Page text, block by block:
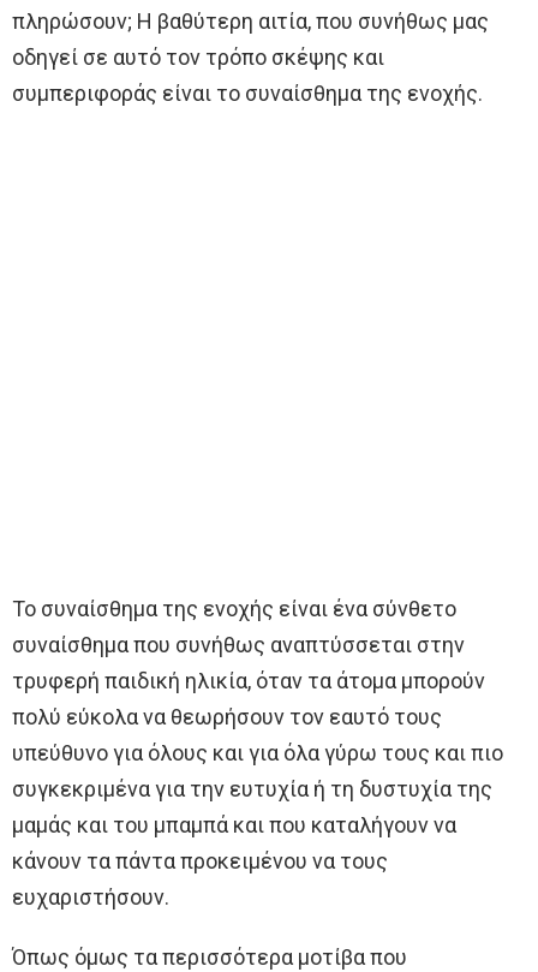
πληρώσουν; Η βαθύτερη αιτία, που συνήθως μας
οδηγεί σε αυτό τον τρόπο σκέψης και
συμπεριφοράς είναι το συναίσθημα της ενοχής.
Το συναίσθημα της ενοχής είναι ένα σύνθετο
συναίσθημα που συνήθως αναπτύσσεται στην
τρυφερή παιδική ηλικία, όταν τα άτομα μπορούν
πολύ εύκολα να θεωρήσουν τον εαυτό τους
υπεύθυνο για όλους και για όλα γύρω τους και πιο
συγκεκριμένα για την ευτυχία ή τη δυστυχία της
μαμάς και του μπαμπά και που καταλήγουν να
κάνουν τα πάντα προκειμένου να τους
ευχαριστήσουν.
Όπως όμως τα περισσότερα μοτίβα που